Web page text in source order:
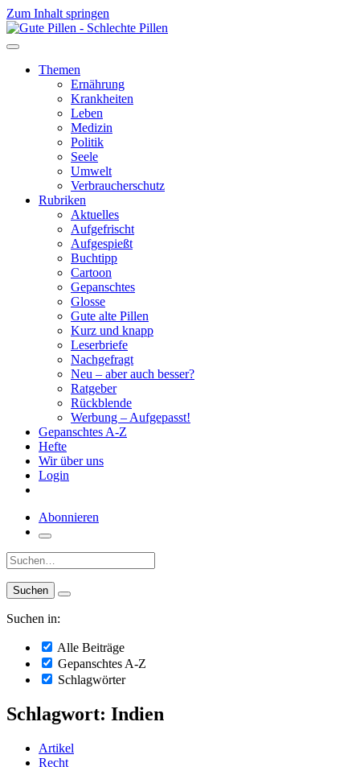
Zum Inhalt springen
Themen
Ernährung
Krankheiten
Leben
Medizin
Politik
Seele
Umwelt
Verbraucherschutz
Rubriken
Aktuelles
Aufgefrischt
Aufgespießt
Buchtipp
Cartoon
Gepanschtes
Glosse
Gute alte Pillen
Kurz und knapp
Leserbriefe
Nachgefragt
Neu – aber auch besser?
Ratgeber
Rückblende
Werbung – Aufgepasst!
Gepanschtes A-Z
Hefte
Wir über uns
Login
Abonnieren
Suche:
Suchen in:
Alle Beiträge
Gepanschtes A-Z
Schlagwörter
Schlagwort: Indien
Artikel
Recht